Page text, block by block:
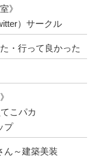
》
）サークル
・行って良かった
こパカ
プ
～建築美装